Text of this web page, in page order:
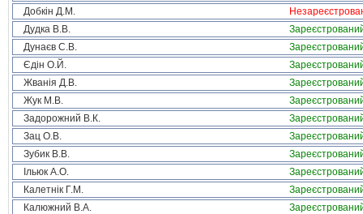
Добкін Д.М.
Дудка В.В.
Дунаєв С.В.
Єдін О.Й.
Жванія Д.В.
Жук М.В.
Задорожний В.К.
Зац О.В.
Зубик В.В.
Ільюк А.О.
Калетнік Г.М.
Калюжний В.А.